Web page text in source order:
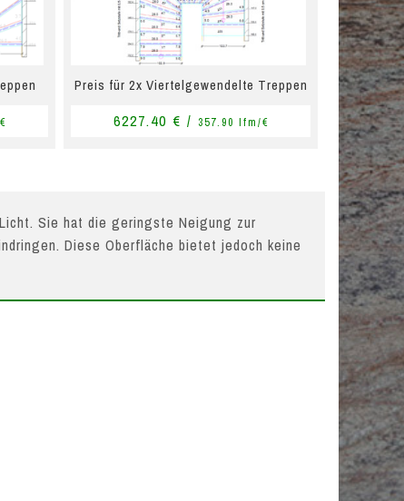
Preis für 2x Viertelgewendelte Treppen
6227.40 € / 357.90 lfm/€
Sie hat die geringste Neigung zur
Diese Oberfläche bietet jedoch keine